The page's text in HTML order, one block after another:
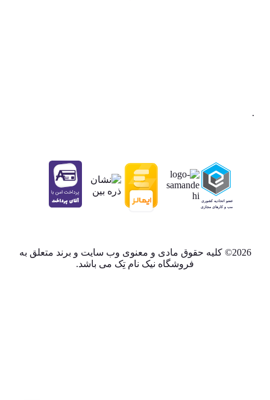
.
2026© کلیه حقوق مادی و معنوی وب سایت و برند متعلق به
فروشگاه نیک نام تِک می باشد.